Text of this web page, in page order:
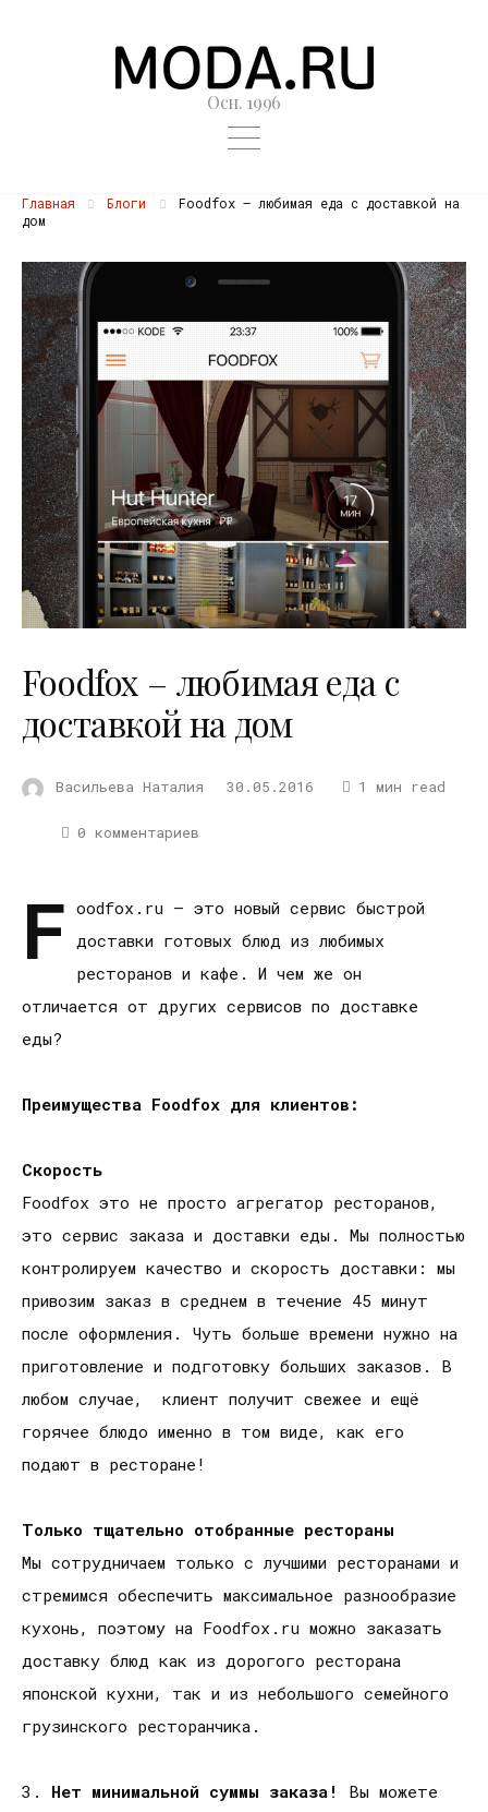
Осн. 1996
Главная Блоги
Foodfox – любимая еда с доставкой на
дом
Foodfox – любимая еда с
доставкой на дом
Васильева Наталия 30.05.2016 1 мин read
0 комментариев
F oodfox.ru – это новый сервис быстрой
доставки готовых блюд из любимых
ресторанов и кафе. И чем же он
отличается от других сервисов по доставке
еды?
Преимущества Foodfox для клиентов:
Скорость
Foodfox это не просто агрегатор ресторанов,
это сервис заказа и доставки еды. Мы полностью
контролируем качество и скорость доставки: мы
привозим заказ в среднем в течение 45 минут
после оформления. Чуть больше времени нужно на
приготовление и подготовку больших заказов. В
любом случае, клиент получит свежее и ещё
горячее блюдо именно в том виде, как его
подают в ресторане!
Только тщательно отобранные рестораны
Мы сотрудничаем только с лучшими ресторанами и
стремимся обеспечить максимальное разнообразие
кухонь, поэтому на Foodfox.ru можно заказать
доставку блюд как из дорогого ресторана
японской кухни, так и из небольшого семейного
грузинского ресторанчика.
3. Нет минимальной суммы заказа!
Вы можете